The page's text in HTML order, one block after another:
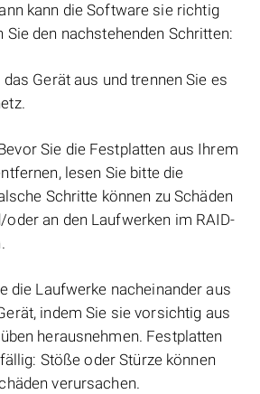
kann die Software sie richtig
Sie den nachstehenden Schritten:
Gerät aus und trennen Sie es
Sie die Festplatten aus Ihrem
lesen Sie bitte die
Schritte können zu Schäden
oder an den Laufwerken im RAID-
die Laufwerke nacheinander aus
indem Sie sie vorsichtig aus
herausnehmen. Festplatten
Stöße oder Stürze können
verursachen.